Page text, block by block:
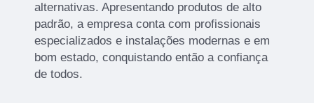
alternativas. Apresentando produtos de alto
padrão, a empresa conta com profissionais
especializados e instalações modernas e em
bom estado, conquistando então a confiança
de todos.